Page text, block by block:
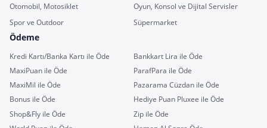
Otomobil, Motosiklet
Oyun, Konsol ve Dijital Servisler
Spor ve Outdoor
Süpermarket
Ödeme
Kredi Kartı/Banka Kartı ile Öde
Bankkart Lira ile Öde
MaxiPuan ile Öde
ParafPara ile Öde
MaxiMil ile Öde
Pazarama Cüzdan ile Öde
Bonus ile Öde
Hediye Puan Pluxee ile Öde
Shop&Fly ile Öde
Zip ile Öde